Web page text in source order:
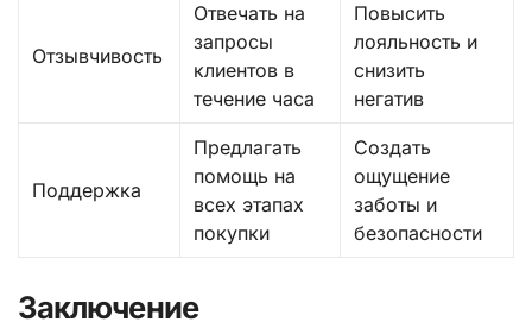
Отзывчивость
Отвечать на
запросы
клиентов в
течение часа
Повысить
лояльность и
снизить
негатив
Поддержка
Предлагать
помощь на
всех этапах
покупки
Создать
ощущение
заботы и
безопасности
Заключение